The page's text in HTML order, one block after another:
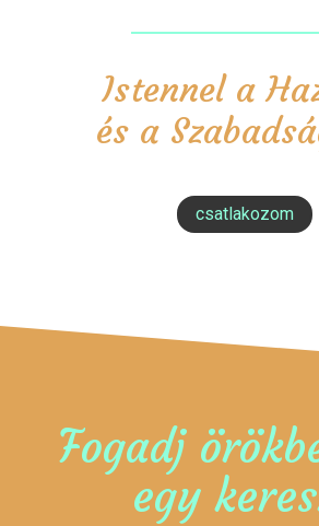
Istennel a
és a
csatlakozom
Fogadj
egy